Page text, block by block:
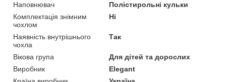
Наповнювач
Полістирольні кульки
Комплектація знімним
чохлом
Ні
Наявність внутрішнього
чохла
Так
Вікова група
Для дітей та дорослих
Виробник
Elegant